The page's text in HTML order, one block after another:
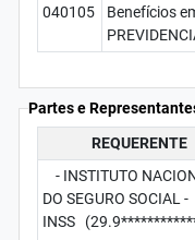
040105
Benefícios
Partes e
REQUERENTE
- INSTITUTO
DO SEGURO SOCIAL -
INSS